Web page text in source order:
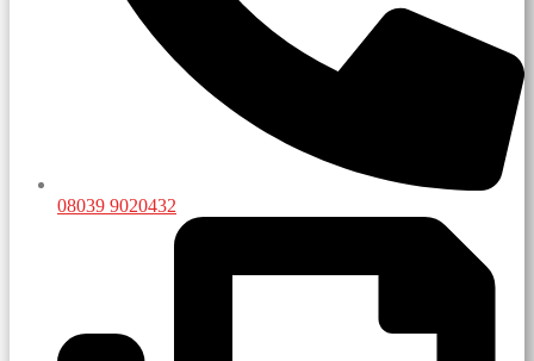
08039 9020432